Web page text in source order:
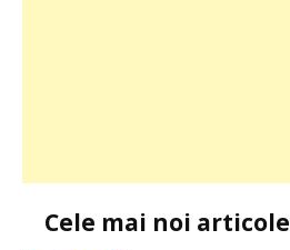
Cele mai noi articole